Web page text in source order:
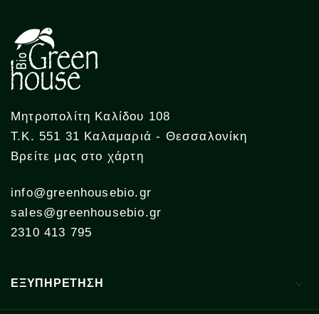
Μητροπολίτη Καλίδου 108
Τ.Κ. 551 31 Καλαμαριά - Θεσσαλονίκη
Βρείτε μας στο χάρτη
info@greenhousebio.gr
sales@greenhousebio.gr
2310 413 795
ΕΞΥΠΗΡΕΤΗΣΗ 